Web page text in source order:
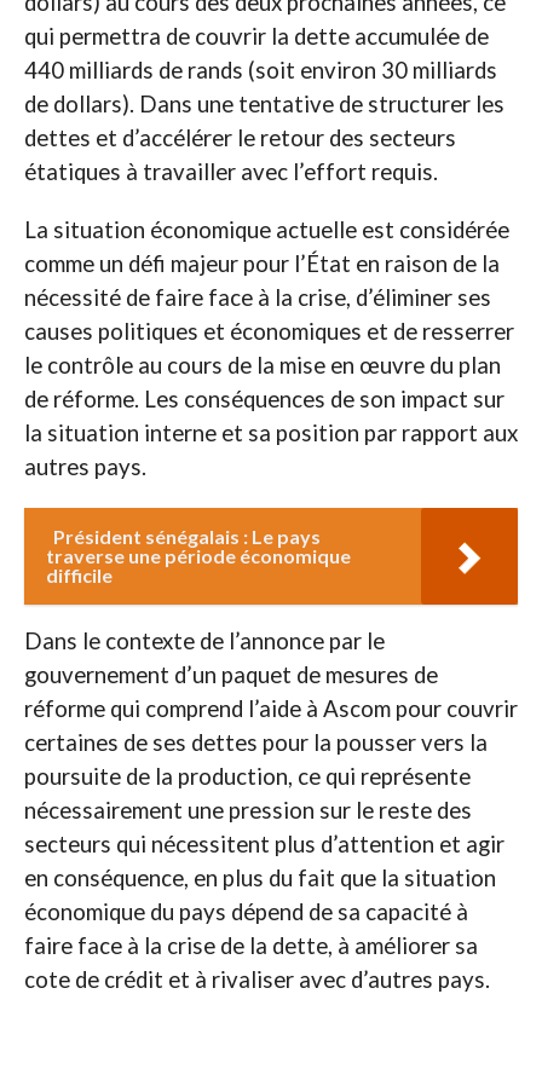
qui permettra de couvrir la dette accumulée de
440 milliards de rands (soit environ 30 milliards
de dollars). Dans une tentative de structurer les
dettes et d’accélérer le retour des secteurs
étatiques à travailler avec l’effort requis.
La situation économique actuelle est considérée
comme un défi majeur pour l’État en raison de la
nécessité de faire face à la crise, d’éliminer ses
causes politiques et économiques et de resserrer
le contrôle au cours de la mise en œuvre du plan
de réforme. Les conséquences de son impact sur
la situation interne et sa position par rapport aux
autres pays.
Président sénégalais : Le pays
traverse une période économique
difficile
Dans le contexte de l’annonce par le
gouvernement d’un paquet de mesures de
réforme qui comprend l’aide à Ascom pour couvrir
certaines de ses dettes pour la pousser vers la
poursuite de la production, ce qui représente
nécessairement une pression sur le reste des
secteurs qui nécessitent plus d’attention et agir
en conséquence, en plus du fait que la situation
économique du pays dépend de sa capacité à
faire face à la crise de la dette, à améliorer sa
cote de crédit et à rivaliser avec d’autres pays.